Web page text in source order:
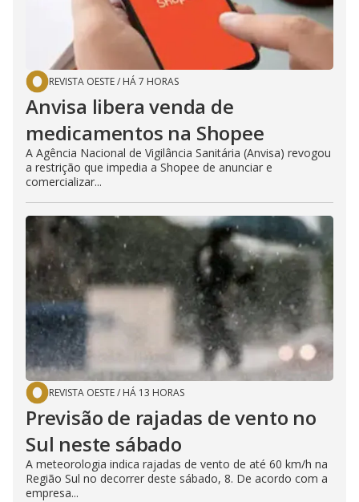
REVISTA OESTE/ HÁ 7 HORAS
Anvisa libera venda de
medicamentos na Shopee
A Agência Nacional de Vigilância Sanitária (Anvisa) revogou
a restrição que impedia a Shopee de anunciar e
comercializar...
REVISTA OESTE/ HÁ 13 HORAS
Previsão de rajadas de vento no
Sul neste sábado
A meteorologia indica rajadas de vento de até 60 km/h na
Região Sul no decorrer deste sábado, 8. De acordo com a
empresa...